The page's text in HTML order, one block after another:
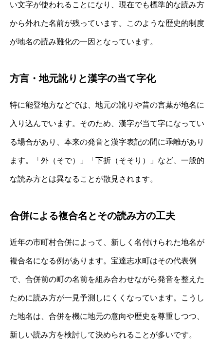
い文字が使われることになり、現在でも標準的な読み方
から外れた名前が残っています。このような歴史的制度
が地名の読み難化の一因となっています。
方言・地元訛りと漢字の当て字化
特に能登地方などでは、地元の訛りや昔の言葉が地名に
入り込んでいます。そのため、漢字が当て字になってい
る場合があり、本来の発音と漢字表記の間に乖離があり
ます。「外（そで）」「下折（そそり）」など、一般的
な読み方とは異なることが散見されます。
合併による複合名とその読み方の工夫
近年の市町村合併によって、新しく名付けられた地名が
複合名になる例があります。宝達志水町はその代表例
で、合併前の町の名前を組み合わせながら発音を整えた
ために読み方が一見予測しにくくなっています。こうし
た地名は、合併を機に地元の意向や歴史を尊重しつつ、
新しい読み方を検討して決められることが多いです。